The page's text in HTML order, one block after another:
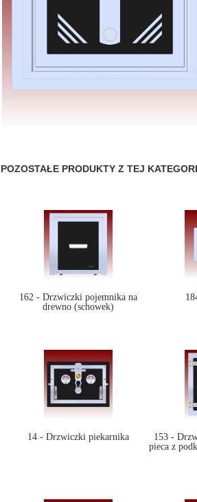
POZOSTAŁE PRODUKTY Z TEJ
162 - Drzwiczki pojemnika na
drewno (schowek)
14 - Drzwiczki piekarnika
153 -
pieca z